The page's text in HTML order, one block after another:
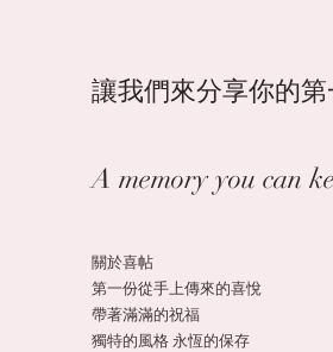
讓我們來分享你的
A memory you can
關於喜帖
第一份從手上傳來的喜悅
帶著滿滿的祝福
獨特的風格 永恆的保存